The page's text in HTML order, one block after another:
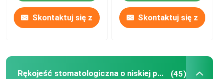
Skontaktuj się z Skontaktuj się z
Rękojeść stomatologiczna o niskiej prędkości (45)